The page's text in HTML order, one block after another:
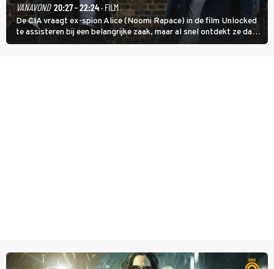
VANAVOND 20:27 - 22:24· FILM
De CIA vraagt ex-spion Alice (Noomi Rapace) in de film Unlocked
te assisteren bij een belangrijke zaak, maar al snel ontdekt ze dat
degene die haar aanstelde kwade bedoelingen heeft.